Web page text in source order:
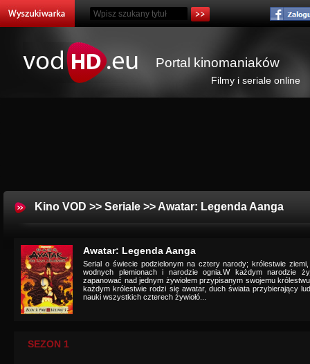
Portal kinomaniaków
Filmy i seriale online
Kino VOD >> Seriale >> Awatar: Legenda Aanga
Awatar: Legenda Aanga
Serial o świecie podzielonym na cztery narody; królestwie
wodnych plemionach i narodzie ognia.W każdym narodzie
zapanować nad jednym żywiołem przypisanym swojemu
każdym królestwie rodzi się awatar, duch świata przybierający
nauki wszystkich czterech żywiołó...
SEZON 1